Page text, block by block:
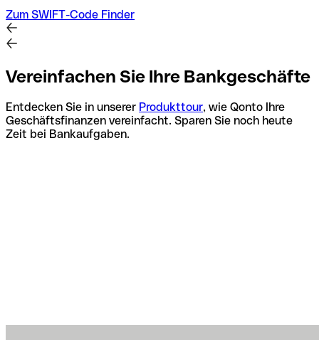
Zum SWIFT-Code Finder
Vereinfachen Sie Ihre Bankgeschäfte
Entdecken Sie in unserer Produkttour, wie Qonto Ihre
Geschäftsfinanzen vereinfacht. Sparen Sie noch heute
Zeit bei Bankaufgaben.